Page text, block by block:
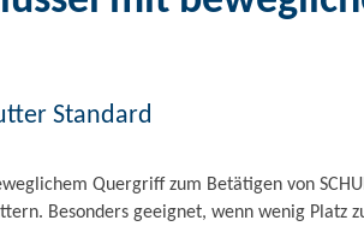
Standard
Quergriff zum Betätigen von
Besonders geeignet, wenn wenig Platz